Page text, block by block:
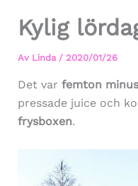
Kylig
Av Linda / 2020/01/26
Det var femton minus
pressade juice och
frysboxen.